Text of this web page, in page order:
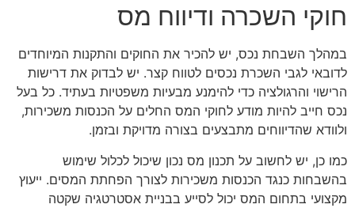
חוקי השכרה ודיווח מס
במהלך השבחת נכס, יש להכיר את החוקים והתקנות המיוחדים
לדובאי לגבי השכרת נכסים לטווח קצר. יש לבדוק את דרישות
הרישוי והרגולציה כדי להימנע מבעיות משפטיות בעתיד. כל בעל
נכס חייב להיות מודע לחוקי המס החלים על הכנסות משכירות,
ולוודא שהדיווחים מתבצעים בצורה מדויקת ובזמן.
כמו כן, יש לחשוב על תכנון מס נכון שיכול לכלול שימוש
בהשבחות כנגד הכנסות משכירות לצורך הפחתת המסים. ייעוץ
מקצועי בתחום המס יכול לסייע בבניית אסטרטגיה שקטה